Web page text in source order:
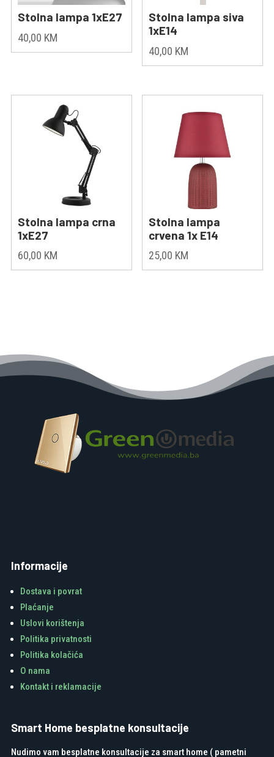
Stolna lampa 1xE27
40,00 KM
Stolna lampa siva
1xE14
40,00 KM
Stolna lampa crna
1xE27
60,00 KM
Stolna lampa
crvena 1x E14
25,00 KM
Informacije
Dostava i povrat
Plaćanje
Uslovi korištenja
Politika privatnosti
Politika kolačića
O nama
Kontakt i reklamacije
Smart Home besplatne konsultacije
Nudimo vam besplatne konsultacije za smart home ( pametni